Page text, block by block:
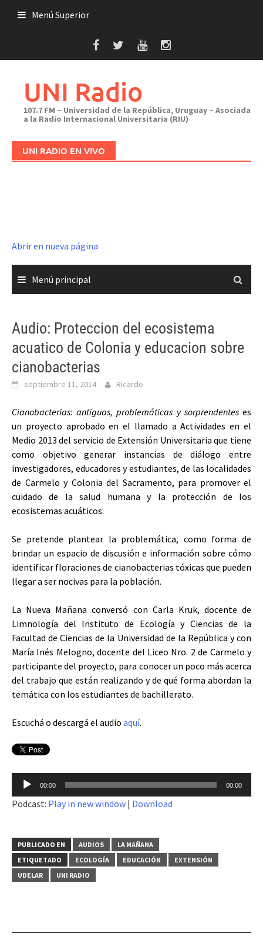
Menú Superior
UNI Radio
107.7 FM – Universidad de la República, Uruguay – Asociada
a la Radio Internacional Universitaria (RIU)
UNI RADIO EN VIVO
Abrir en nueva página
Menú principal
Audio: Proteccion del ecosistema
acuatico de Colonia y educacion sobre
cianobacterias
septiembre 11, 2014 Ricardo
Cianobacterias: antiguas, problemáticas y sorprendenteses
un proyecto aprobado en el llamado a Actividades en el
Medio 2013 del servicio de Extensión Universitaria que tiene
como objetivo generar instancias de diálogo entre
investigadores, educadores y estudiantes, de las localidades
de Carmelo y Colonia del Sacramento, para promover el
cuidado de la salud humana y la protección de los
ecosistemas acuáticos.
Se pretende plantear la problemática, como forma de
brindar un espacio de discusión e información sobre cómo
identificar floraciones de cianobacterias tóxicas que pueden
llegar a ser nocivas para la población.
La Nueva Mañana conversó con Carla Kruk, docente de
Limnología del Instituto de Ecología y Ciencias de la
Facultad de Ciencias de la Universidad de la República y con
María Inés Melogno, docente del Liceo Nro. 2 de Carmelo y
participante del proyecto, para conocer un poco más acerca
del trabajo que están realizando y de qué forma abordan la
temática con los estudiantes de bachillerato.
Escuchá o descargá el audio aquí.
Reproductor
de
audio
00:00 00:00
Podcast: Play in new window | Download
PUBLICADO EN AUDIOS
LA MAÑANA
ETIQUETADO
ECOLOGÍA EDUCACIÓN
EXTENSIÓN
UDELAR
UNI RADIO